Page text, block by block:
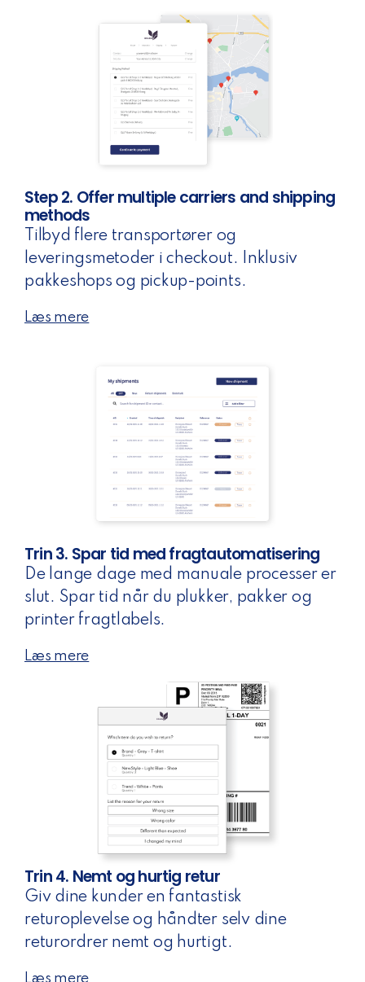
Step 2. Offer multiple carriers and shipping
methods
Tilbyd flere transportører og
leveringsmetoder i checkout. Inklusiv
pakkeshops og pickup-points.
Læs mere
Trin 3. Spar tid med fragtautomatisering
De lange dage med manuale processer er
slut. Spar tid når du plukker, pakker og
printer fragtlabels.
Læs mere
Trin 4. Nemt og hurtig retur
Giv dine kunder en fantastisk
returoplevelse og håndter selv dine
returordrer nemt og hurtigt.
Læs mere